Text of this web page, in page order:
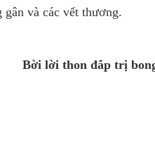
và các vết thương.
Bời lời thon đắp trị